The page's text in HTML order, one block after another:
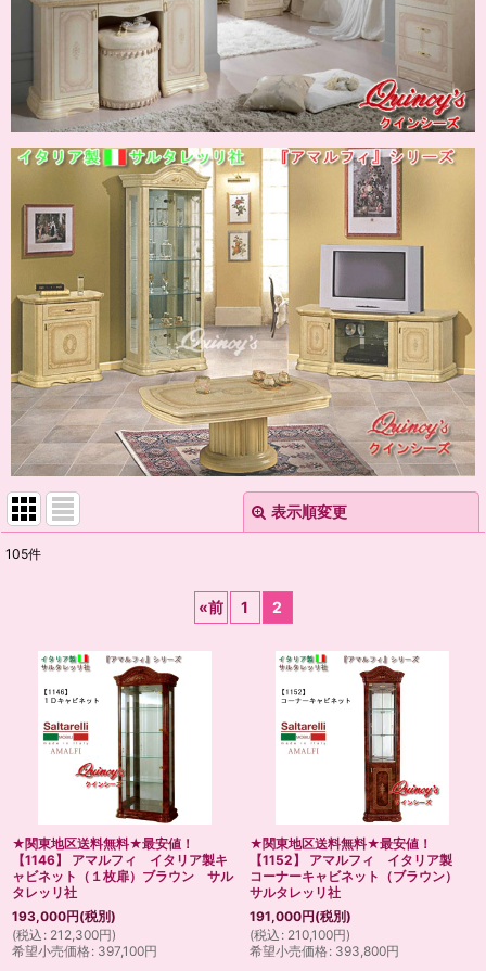
表示順変更
105件
«前 1 2
★関東地区送料無料★最安値！
【1146】 アマルフィ イタリア製キ
ャビネット（１枚扉）ブラウン サル
タレッリ社
193,000円(税別)
(税込 : 212,300円)
希望小売価格: 397,100円
★関東地区送料無料★最安値！
【1152】 アマルフィ イタリア製
コーナーキャビネット（ブラウン）
サルタレッリ社
191,000円(税別)
(税込 : 210,100円)
希望小売価格: 393,800円